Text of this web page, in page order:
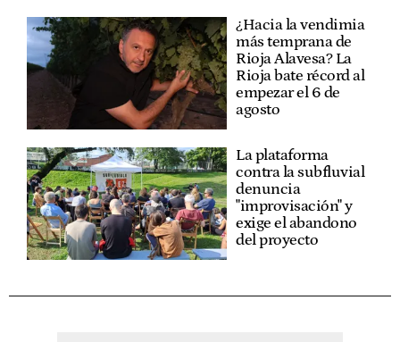
¿Hacia la vendimia
más temprana de
Rioja Alavesa? La
Rioja bate récord al
empezar el 6 de
agosto
La plataforma
contra la subfluvial
denuncia
"improvisación" y
exige el abandono
del proyecto